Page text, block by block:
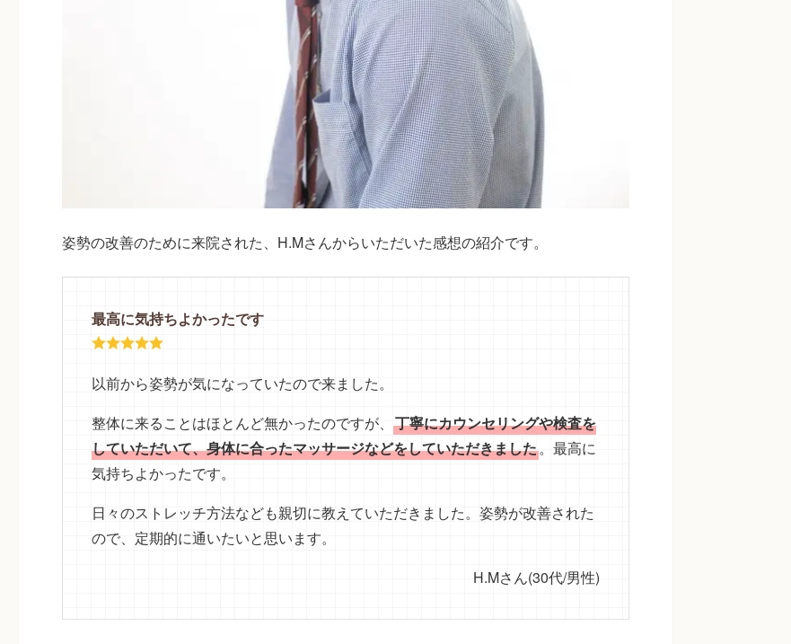
姿勢の改善のために来院された、H.Mさんからいただいた感想の紹介です。
最高に気持ちよかったです
以前から姿勢が気になっていたので来ました。
整体に来ることはほとんど無かったのですが、 丁寧にカウンセリングや検査を
していただいて、身体に合ったマッサージなどをしていただきました。最高に
気持ちよかったです。
日々のストレッチ方法なども親切に教えていただきました。姿勢が改善された
ので、定期的に通いたいと思います。
H.Mさん(30代/男性)